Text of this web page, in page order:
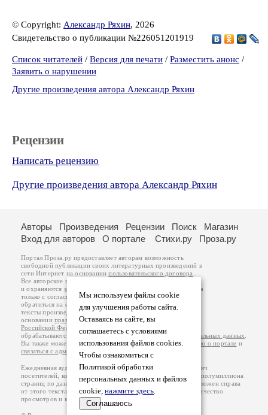
© Copyright: Александр Ряхин, 2026
Свидетельство о публикации №226051201919
Список читателей / Версия для печати / Разместить анонс /
Заявить о нарушении
Другие произведения автора Александр Ряхин
Рецензии
Написать рецензию
Другие произведения автора Александр Ряхин
Мы используем файлы cookie
для улучшения работы сайта.
Оставаясь на сайте, вы
соглашаетесь с условиями
использования файлов cookies.
Чтобы ознакомиться с
Политикой обработки
персональных данных и файлов
cookie, нажмите здесь.
Соглашаюсь
Авторы Произведения Рецензии Поиск
Магазин
Вход для авторов
О портале Стихи.ру Проза.ру
Портал Проза.ру предоставляет авторам возможность
свободной публикации своих литературных произведений в
сети Интернет на основаниипользовательского договора
Все авторские права на произведения принадлежат авторам
и охраняются законом
. Перепечатка произведений возможна
только с согласия его автора, к которому вы можете
обратиться на его авторской странице. Ответственность за
тексты произведений авторы несут самостоятельно на
основанииправил публикацииизаконодательства
Российской Федерации
обрабатываются на основанииПолитики обработки персональных данных
Вы также можете посмотреть более подробнуюинформацию о портале и
связаться с администрацией
Ежедневная аудитория портала Проза.ру – порядка 100 тысяч
посетителей, которые в общей сумме просматривают более полумиллиона
страниц по данным счетчика посещаемости, который расположен справа
от этого текста. В каждой графе указано по две цифры: количество
просмотров и количество посетителей.